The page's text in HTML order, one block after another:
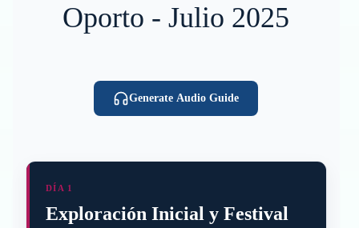
Oporto - Julio 2025
Generate Audio Guide
DÍA 1
Exploración Inicial y Festival